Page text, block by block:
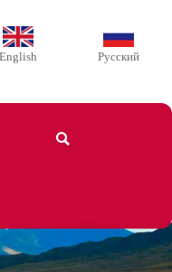
English Русский
